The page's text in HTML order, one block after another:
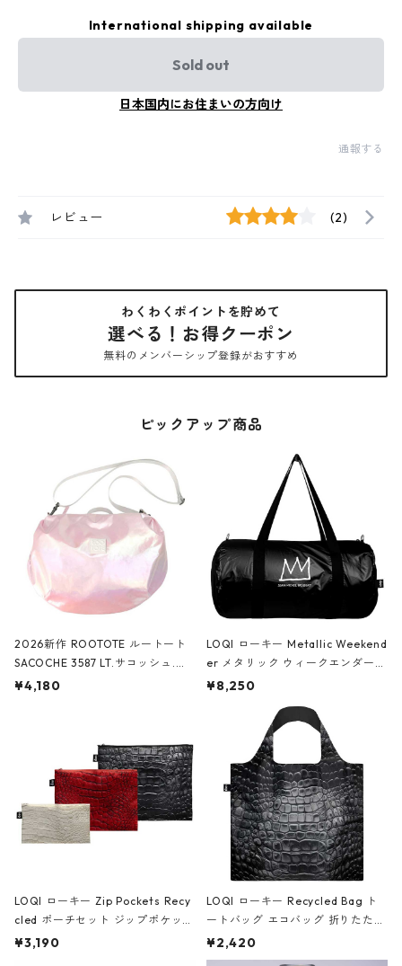
International shipping available
Sold out
日本国内にお住まいの方向け
通報する
レビュー (2)
わくわくポイントを貯めて
選べる！お得クーポン
無料のメンバーシップ登録がおすすめ
ピックアップ商品
2026新作 ROOTOTE ルートート
SACOCHE 3587 LT.サコッシュ.ル
ミエ-B ショルダーバッグ グロスピ
¥4,180
LOQI ローキー Metallic Weekend
er メタリック ウィークエンダー
ボストンバッグ ショルダーバッグ
Black ジャン=ミッシェル・バスキ
ア/クラウン ブラック
¥8,250
LOQI ローキー Zip Pockets Recy
cled ポーチセット ジップポケット
ファスナーポーチ 撥水加工 トラベ
¥3,190
LOQI ローキー Recycled Bag ト
ートバッグ エコバッグ 折りたたみ
大きめ 撥水加工 収納ポーチ CRO
CODILE/Black クロコダイル/ブラ
¥2,420